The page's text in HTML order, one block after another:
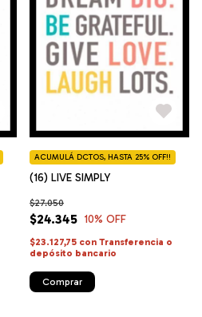
(16) LIVE SIMPLY
$24.345
$27.050
10% OFF
ACUMULÁ DCTOS, HASTA 25% OFF!!
$23.127,75 con Transferencia o
depósito bancario
Comprar